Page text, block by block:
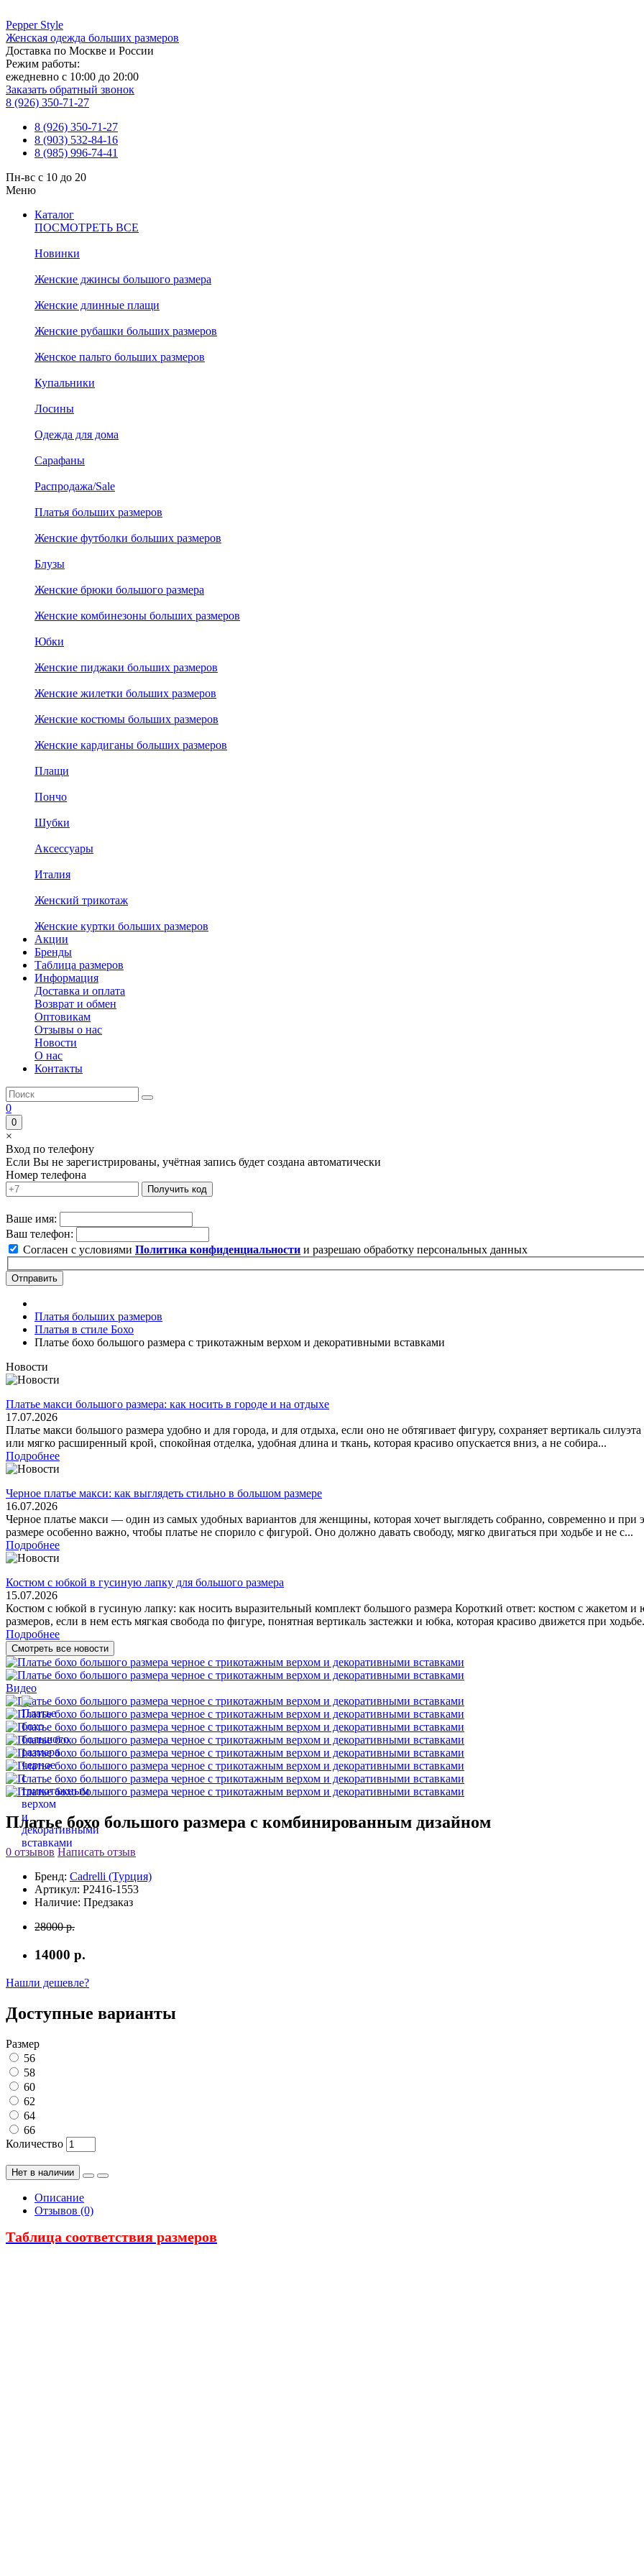
Pepper Style
Женская одежда больших размеров
Доставка по Москве и России
Режим работы:
ежедневно с 10:00 до 20:00
Заказать обратный звонок
8 (926) 350-71-27
8 (926) 350-71-27
8 (903) 532-84-16
8 (985) 996-74-41
Пн-вс с 10 до 20
Меню
Каталог
ПОСМОТРЕТЬ ВСЕ
Новинки
Женские джинсы большого размера
Женские длинные плащи
Женские рубашки больших размеров
Женское пальто больших размеров
Купальники
Лосины
Одежда для дома
Сарафаны
Распродажа/Sale
Платья больших размеров
Женские футболки больших размеров
Блузы
Женские брюки большого размера
Женские комбинезоны больших размеров
Юбки
Женские пиджаки больших размеров
Женские жилетки больших размеров
Женские костюмы больших размеров
Женские кардиганы больших размеров
Плащи
Пончо
Шубки
Аксессуары
Италия
Женский трикотаж
Женские куртки больших размеров
Акции
Бренды
Таблица размеров
Информация
Доставка и оплата
Возврат и обмен
Оптовикам
Отзывы о нас
Новости
О нас
Контакты
0
0
×
Вход по телефону
Если Вы не зарегистрированы, учётная запись будет создана автоматически
Номер телефона
Получить код
Ваше имя:
Ваш телефон:
Согласен с условиями Политика конфиденциальности и разрешаю обработку персональных данных
Отправить
Платья больших размеров
Платья в стиле Бохо
Платье бохо большого размера с трикотажным верхом и декоративными вставками
Новости
Платье макси большого размера: как носить в городе и на отдыхе
17.07.2026
Платье макси большого размера удобно и для города, и для отдыха, если оно не обтягивает фигуру, сохраняет вертикаль
или мягко расширенный крой, спокойная отделка, удобная длина и ткань, которая красиво опускается вниз, а не собира...
Подробнее
Черное платье макси: как выглядеть стильно в большом размере
16.07.2026
Черное платье макси — один из самых удобных вариантов для женщины, которая хочет выглядеть собранно, современно и
размере особенно важно, чтобы платье не спорило с фигурой. Оно должно давать свободу, мягко двигаться при ходьбе и не с...
Подробнее
Костюм с юбкой в гусиную лапку для большого размера
15.07.2026
Костюм с юбкой в гусиную лапку: как носить выразительный комплект большого размера Короткий ответ: костюм с
размеров, если в нем есть мягкая свобода по фигуре, понятная вертикаль застежки и юбка, которая красиво движется при
Подробнее
Смотреть все новости
Видео
Платье бохо большого размера с комбинированным дизайном
0 отзывов Написать отзыв
Бренд: Cadrelli (Турция)
Артикул: P2416-1553
Наличие: Предзаказ
28000 р.
14000 р.
Нашли дешевле?
Доступные варианты
Размер
56
58
60
62
64
66
Количество
Нет в наличии
Описание
Отзывов (0)
Таблица соответствия размеров